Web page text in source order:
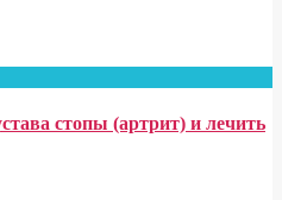
стопы (артрит) и лечить